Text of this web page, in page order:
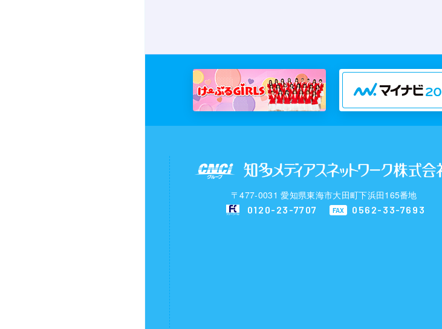
〒477-0031 愛知県東海市大田町下浜田165番地
0120-23-7707 FAX 0562-33-7693